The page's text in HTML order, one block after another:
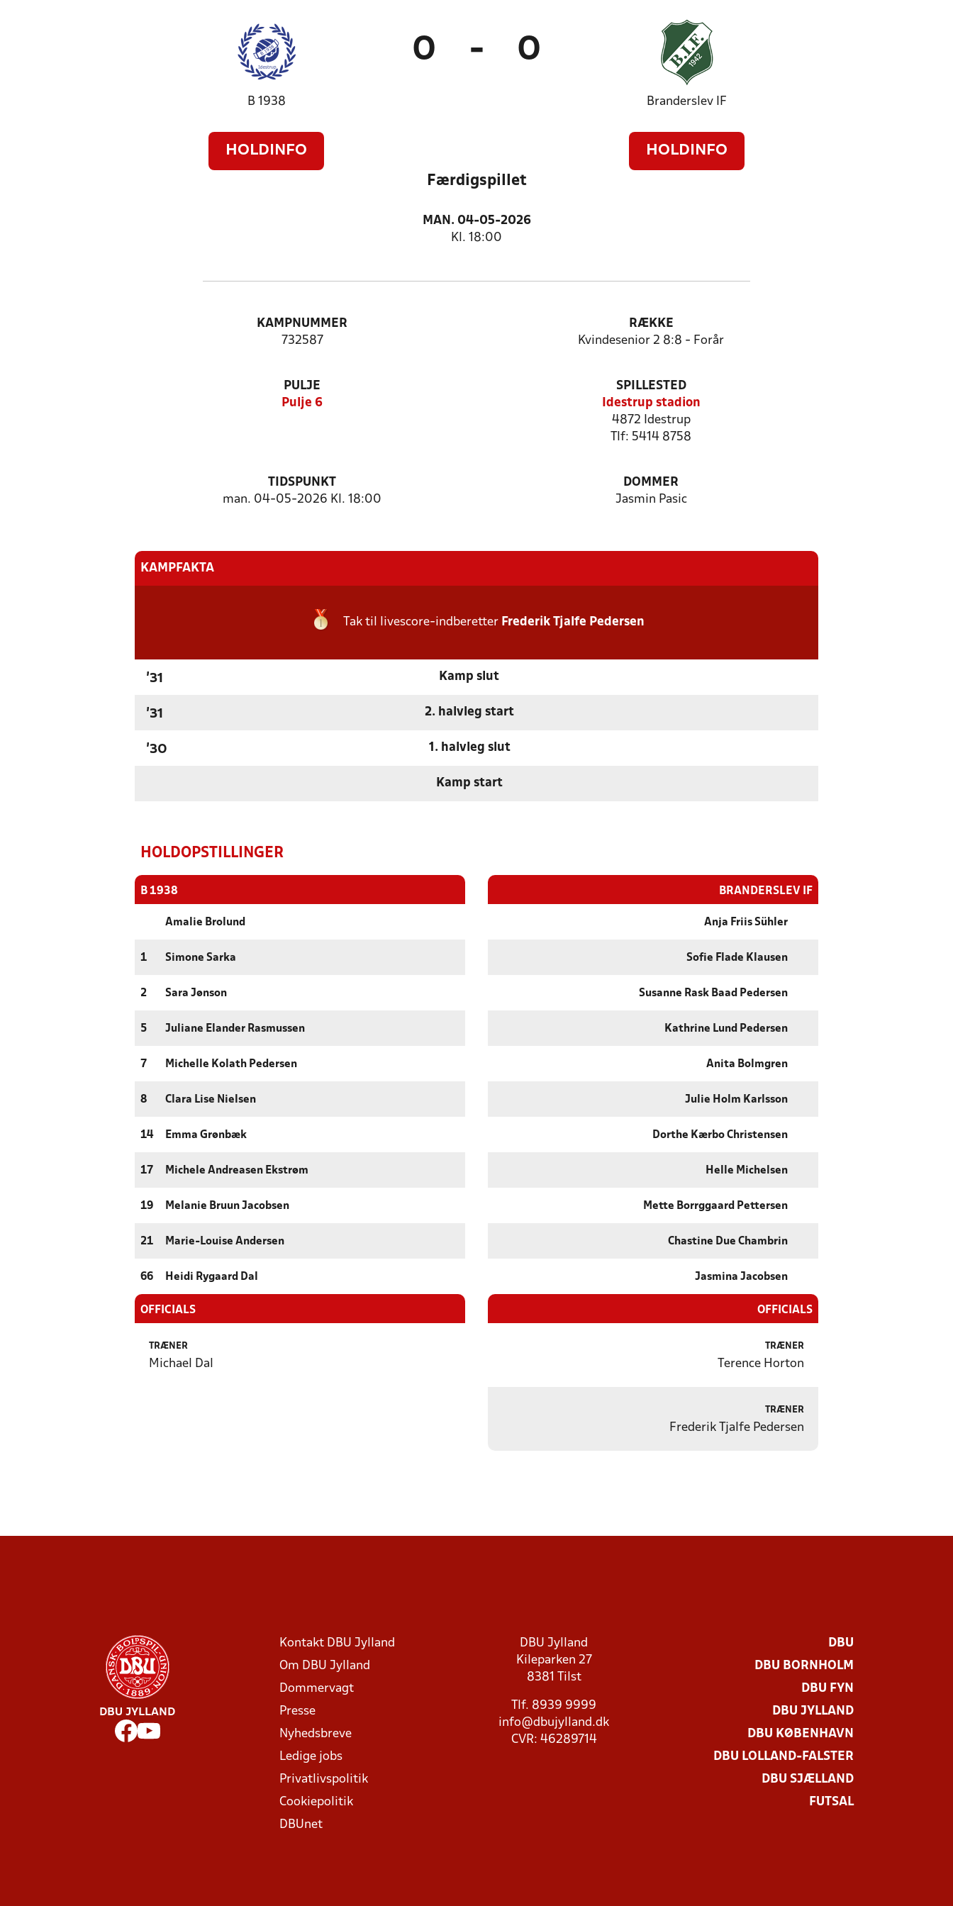
B 1938
HOLDINFO
0 - 0
Branderslev IF
HOLDINFO
Færdigspillet
MAN. 04-05-2026
Kl. 18:00
KAMPNUMMER
732587
RÆKKE
Kvindesenior 2 8:8 - Forår
PULJE
Pulje 6
SPILLESTED
Idestrup stadion
4872 Idestrup
Tlf: 5414 8758
TIDSPUNKT
man. 04-05-2026 Kl. 18:00
DOMMER
Jasmin Pasic
KAMPFAKTA
Tak til livescore-indberetter Frederik Tjalfe Pedersen
'31 Kamp slut
'31 2. halvleg start
'30 1. halvleg slut
Kamp start
HOLDOPSTILLINGER
B 1938
Amalie Brolund
1 Simone Sarka
2 Sara Jønson
5 Juliane Elander Rasmussen
7 Michelle Kolath Pedersen
8 Clara Lise Nielsen
14 Emma Grønbæk
17 Michele Andreasen Ekstrøm
19 Melanie Bruun Jacobsen
21 Marie-Louise Andersen
66 Heidi Rygaard Dal
OFFICIALS
TRÆNER
Michael Dal
BRANDERSLEV IF
Anja Friis Sühler
Sofie Flade Klausen
Susanne Rask Baad Pedersen
Kathrine Lund Pedersen
Anita Bolmgren
Julie Holm Karlsson
Dorthe Kærbo Christensen
Helle Michelsen
Mette Borrggaard Pettersen
Chastine Due Chambrin
Jasmina Jacobsen
OFFICIALS
TRÆNER
Terence Horton
TRÆNER
Frederik Tjalfe Pedersen
DBU JYLLAND
Kontakt DBU Jylland
Om DBU Jylland
Dommervagt
Presse
Nyhedsbreve
Ledige jobs
Privatlivspolitik
Cookiepolitik
DBUnet
DBU Jylland
Kileparken 27
8381 Tilst
Tlf. 8939 9999
info@dbujylland.dk
CVR: 46289714
DBU
DBU BORNHOLM
DBU FYN
DBU JYLLAND
DBU KØBENHAVN
DBU LOLLAND-FALSTER
DBU SJÆLLAND
FUTSAL